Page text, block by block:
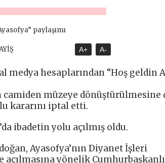
A+ A-
medya hesaplarından “Hoş geldin
camiden müzeye dönüştürülmesine
kararını iptal etti.
ibadetin yolu açılmış oldu.
Ayasofya’nın Diyanet İşleri
açılmasına yönelik